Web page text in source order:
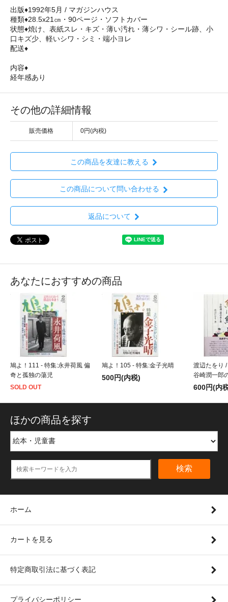
出版♦1992年5月 / マガジンハウス
種類♦28.5x21㎝・90ページ・ソフトカバー
状態♦焼け、表紙スレ・キズ・薄い汚れ・薄シワ・シール跡、小
口キズ少、軽いシワ・シミ・端小ヨレ
配送♦
内容♦
経年感あり
その他の詳細情報
販売価格 0円(内税)
この商品を友達に教える
この商品について問い合わせる
返品について
あなたにおすすめの商品
鳩よ！111 - 特集:永井荷風 偏
奇と孤独の蕩児
SOLD OUT
鳩よ！105 - 特集:金子光晴
500円(内税)
渡辺たをり
谷崎潤一郎
600円(内
ほかの商品を探す
検索
ホーム
カートを見る
特定商取引法に基づく表記
プライバシーポリシー